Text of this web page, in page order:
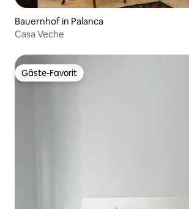
Bauernhof in Palanca
Casa Veche
Gäste-Favorit
Gäste-Favorit